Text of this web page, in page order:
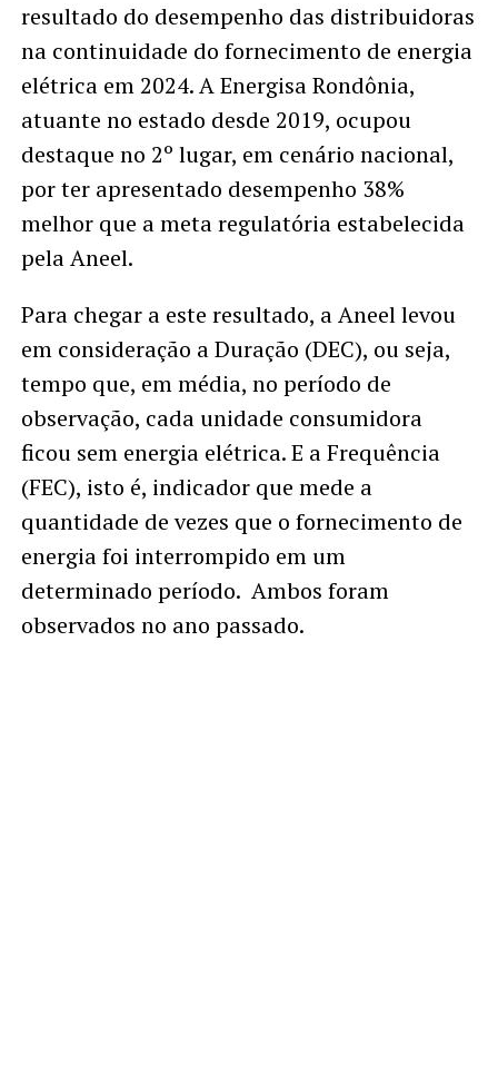
resultado do desempenho das distribuidoras
na continuidade do fornecimento de energia
elétrica em 2024. A Energisa Rondônia,
atuante no estado desde 2019, ocupou
destaque no 2º lugar, em cenário nacional,
por ter apresentado desempenho 38%
melhor que a meta regulatória estabelecida
pela Aneel.
Para chegar a este resultado, a Aneel levou
em consideração a Duração (DEC), ou seja,
tempo que, em média, no período de
observação, cada unidade consumidora
ficou sem energia elétrica. E a Frequência
(FEC), isto é, indicador que mede a
quantidade de vezes que o fornecimento de
energia foi interrompido em um
determinado período. Ambos foram
observados no ano passado.